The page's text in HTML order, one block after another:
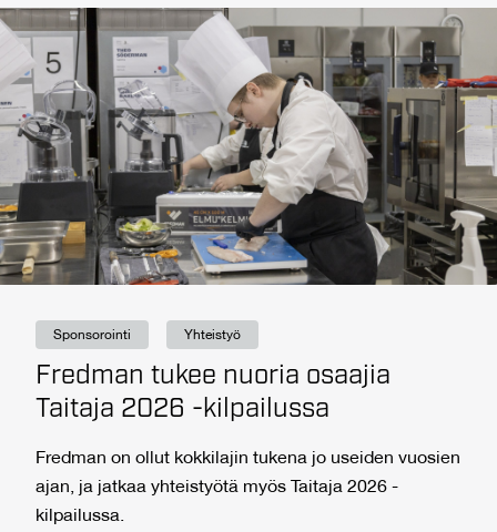
Sponsorointi Yhteistyö
Fredman tukee nuoria osaajia
Taitaja 2026 -kilpailussa
Fredman on ollut kokkilajin tukena jo useiden vuosien
ajan, ja jatkaa yhteistyötä myös Taitaja 2026 -
kilpailussa.